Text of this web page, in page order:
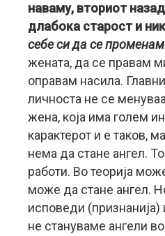
наваму, вториот
длабока старост и
себе си да се променам
жената, да се правам
оправам насила.
личноста не се
жена, која има голем
карактерот и е таков,
нема да стане ангел.
работи. Во теорија
може да стане ангел.
исповеди
не стануваме ангели